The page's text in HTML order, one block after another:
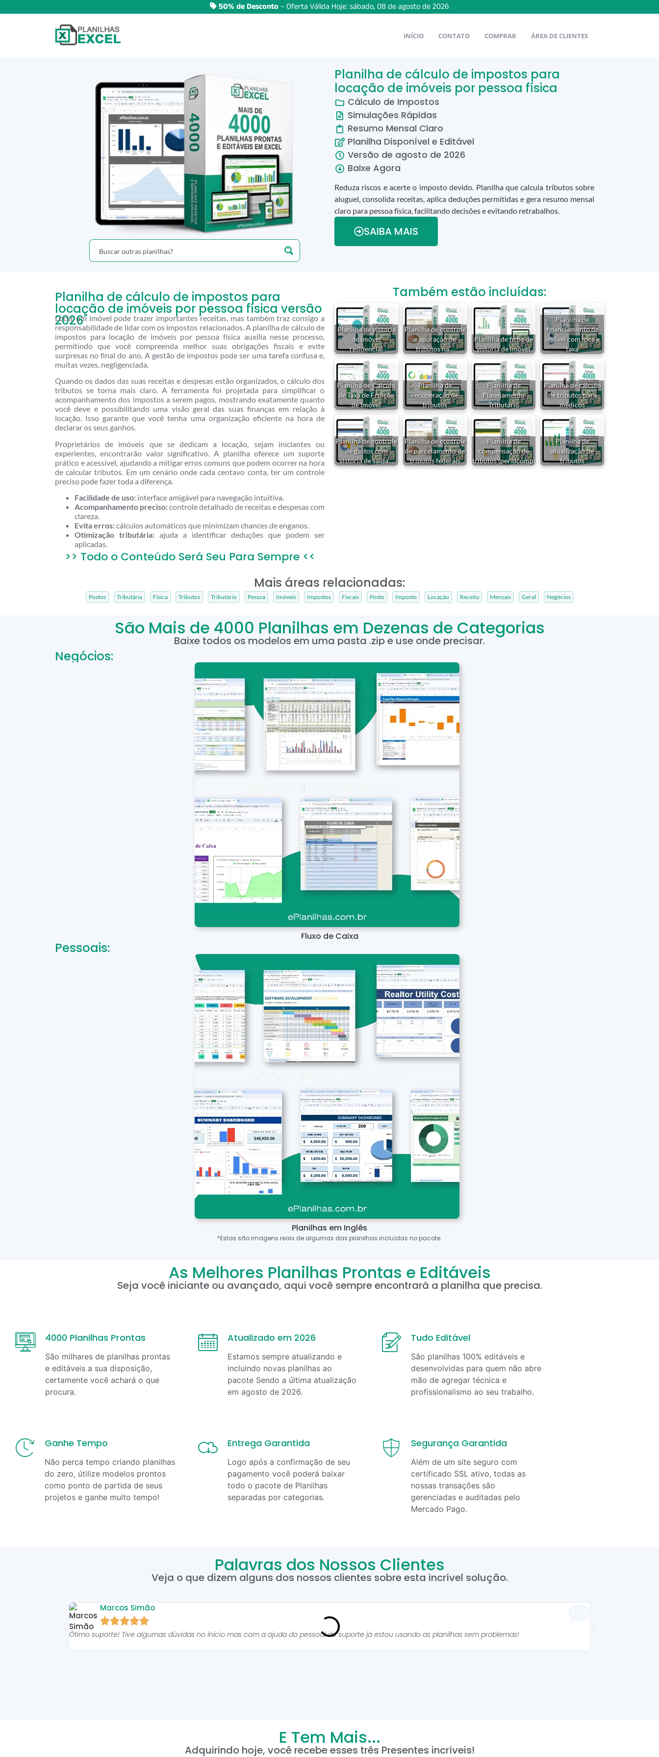
50% de Desconto – Oferta Válida Hoje:sábado,08deagostode2026
INÍCIO CONTATO COMPRAR ÁREA DE CLIENTES
Planilha de cálculo de impostos para
locação de imóveis por pessoa física
Cálculo de Impostos
Simulações Rápidas
Resumo Mensal Claro
Planilha Disponível e Editável
Versão de agosto de 2026
Baixe Agora
Reduza riscos e acerte o imposto devido. Planilha que calcula tributos sobre
aluguel, consolida receitas, aplica deduções permitidas e gera resumo mensal
claro para pessoa física, facilitando decisões e evitando retrabalhos.
SAIBA MAIS
Planilha de cálculo de impostos para
locação de imóveis por pessoa física versão
2026
Locar um imóvel pode trazer importantes receitas, mas também traz consigo a
responsabilidade de lidar com os impostos relacionados. A planilha de cálculo de
impostos para locação de imóveis por pessoa física auxilia nesse processo,
permitindo que você compreenda melhor suas obrigações fiscais e evite
surpresas no final do ano. A gestão de impostos pode ser uma tarefa confusa e,
muitas vezes, negligenciada.
Quando os dados das suas receitas e despesas estão organizados, o cálculo dos
tributos se torna mais claro. A ferramenta foi projetada para simplificar o
acompanhamento dos impostos a serem pagos, mostrando exatamente quanto
você deve e possibilitando uma visão geral das suas finanças em relação à
locação. Isso garante que você tenha uma organização eficiente na hora de
declarar os seus ganhos.
Proprietários de imóveis que se dedicam a locação, sejam iniciantes ou
experientes, encontrarão valor significativo. A planilha oferece um suporte
prático e acessível, ajudando a mitigar erros comuns que podem ocorrer na hora
de calcular tributos. Em um cenário onde cada centavo conta, ter um controle
preciso pode fazer toda a diferença.
Facilidade de uso: interface amigável para navegação intuitiva.
Acompanhamento preciso:controle detalhado de receitas e despesas com
clareza.
Evita erros:cálculos automáticos que minimizam chances de enganos.
Otimização tributária: ajuda a identificar deduções que podem ser
aplicadas.
>> Todo o Conteúdo Será Seu Para Sempre <<
Também estão incluídas:
Planilha de vistoria
de imóvel
residencial
Planilha de controle
e apuração de
tributos na…
Planilha de ficha de
vistoria de imóvel
Planilha de
financiamento de
imóvel com ipca e
taxa
Planilha de Calculo
de Taxa de Fruição
de Imóvel
Planilha de
recuperação de
tributos
Planilha de
Planejamento
Tributário
Planilha de cálculo
de tributos para
médicos
Planilha de controle
de gastos com
vistoria de saída…
Planilha de controle
de parcelamento de
tributos federais
Planilha de
compensação de
tributos (per/dcomp)
Planilha de
atualização de
tributos
Mais áreas relacionadas:
Postos Tributária Física Tributos Tributário Pessoa Imóveis Impostos Fiscais Posto Imposto Locação Receita Mensais Geral Negócios
São Mais de 4000 Planilhas em Dezenas de Categorias
Baixe todos os modelos em uma pasta .zip e use onde precisar.
Negócios:
Fluxo de Caixa
Pessoais:
Planilhas em Inglês
*Estas são imagens reais de algumas das planilhas incluídas no pacote.
As Melhores Planilhas Prontas e Editáveis
Seja você iniciante ou avançado, aqui você sempre encontrará a planilha que precisa.
4000 Planilhas Prontas
São milhares de planilhas prontas
e editáveis a sua disposição,
certamente você achará o que
procura.
Atualizado em 2026
Estamos sempre atualizando e
incluindo novas planilhas ao
pacote Sendo a última atualização
em agosto de 2026.
Tudo Editável
São planilhas 100% editáveis e
desenvolvidas para quem não abre
mão de agregar técnica e
profissionalismo ao seu trabalho.
Ganhe Tempo
Não perca tempo criando planilhas
do zero, útilize modelos prontos
como ponto de partida de seus
projetos e ganhe muito tempo!
Entrega Garantida
Logo após a confirmação de seu
pagamento você poderá baixar
todo o pacote de Planilhas
separadas por categorias.
Segurança Garantida
Além de um site seguro com
certificado SSL ativo, todas as
nossas transações são
gerenciadas e auditadas pelo
Mercado Pago.
Palavras dos Nossos Clientes
Veja o que dizem alguns dos nossos clientes sobre esta incrível solução.
Marcos Simão

Ótimo suporte! Tive algumas dúvidas no inicio mas com a ajuda do pessoal do suporte já estou usando as planilhas sem problemas!
E Tem Mais...
Adquirindo hoje, você recebe esses três Presentes incríveis!